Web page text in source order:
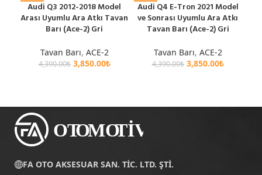
Audi Q3 2012-2018 Model
Arası Uyumlu Ara Atkı Tavan
Barı (Ace-2) Gri
Tavan Barı, ACE-2
4,390.00₺ 3,850.00₺
Audi Q4 E-Tron 2021 Model
ve Sonrası Uyumlu Ara Atkı
Tavan Barı (Ace-2) Gri
Tavan Barı, ACE-2
4,390.00₺ 3,850.00₺
FA OTO AKSESUAR SAN. TİC. LTD. ŞTİ.